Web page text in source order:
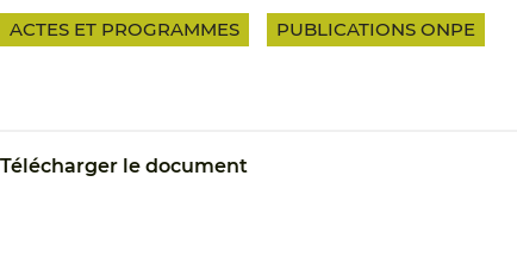
ACTES ET PROGRAMMES PUBLICATIONS ONPE
Télécharger le document